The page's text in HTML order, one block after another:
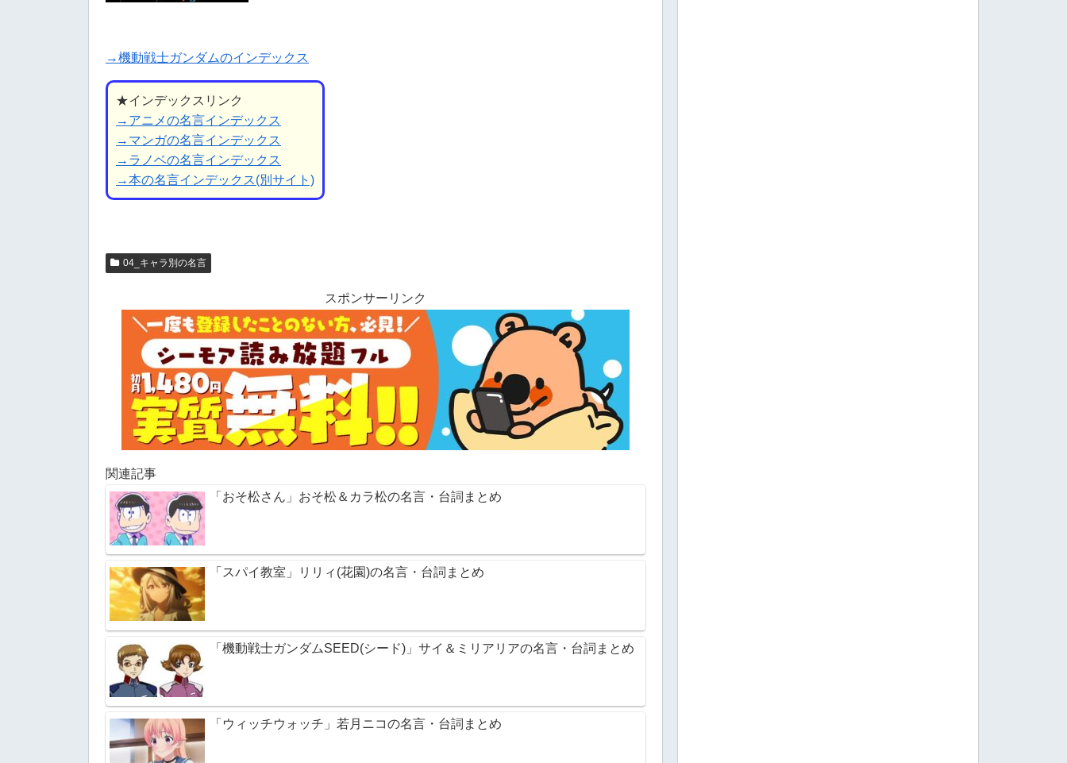
→機動戦士ガンダムのインデックス
★インデックスリンク
→アニメの名言インデックス
→マンガの名言インデックス
→ラノベの名言インデックス
→本の名言インデックス(別サイト)
04_キャラ別の名言
スポンサーリンク
関連記事
「おそ松さん」おそ松＆カラ松の名言・台詞まとめ
「スパイ教室」リリィ(花園)の名言・台詞まとめ
「機動戦士ガンダムSEED(シード)」サイ＆ミリアリアの名言・台詞まとめ
「ウィッチウォッチ」若月ニコの名言・台詞まとめ